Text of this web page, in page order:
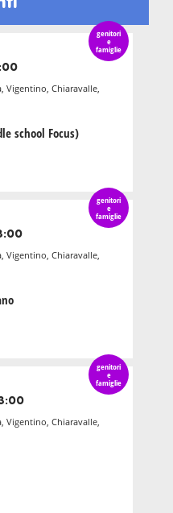
genitori
e
famiglie
Vigentino, Chiaravalle,
school Focus)
genitori
e
famiglie
Vigentino, Chiaravalle,
genitori
e
famiglie
Vigentino, Chiaravalle,